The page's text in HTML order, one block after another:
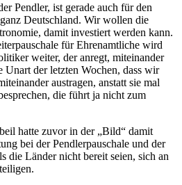
Pendler, ist gerade auch für den
Deutschland. Wir wollen die
damit investiert werden kann.
für Ehrenamtliche wird
weiter, der anregt, miteinander
Unart der letzten Wochen, dass wir
austragen, anstatt sie mal
die führt ja nicht zum
hatte zuvor in der „Bild“ damit
bei der Pendlerpauschale und der
die Länder nicht bereit seien, sich an